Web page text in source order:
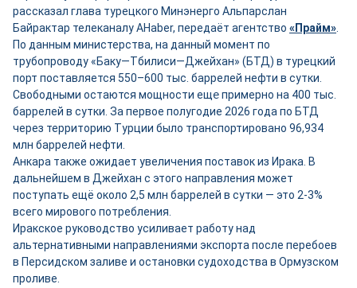
рассказал глава турецкого Минэнерго Альпарслан
Байрактар телеканалу AHaber, передаёт агентство «Прайм»
По данным министерства, на данный момент по
трубопроводу «Баку—Тбилиси—Джейхан» (БТД) в турецкий
порт поставляется 550–600 тыс. баррелей нефти в сутки.
Свободными остаются мощности ещепримерно на 400 тыс.
баррелей в сутки. За первое полугодие 2026 года по БТД
через территорию Турции было транспортировано 96,934
млн баррелей нефти.
Анкара также ожидает увеличения поставок из Ирака. В
дальнейшем в Джейхан с этого направления может
поступать ещё около 2,5 млн баррелей в сутки — это 2-3%
всего мирового потребления.
Иракское руководство усиливает работу над
альтернативными направлениями экспорта после перебоев
в Персидском заливе и остановки судоходства в Ормузском
проливе.